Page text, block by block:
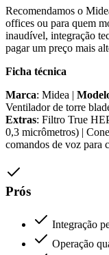
Recomendamos o
offices ou para quem
inaudível, integração
pagar um preço mais
Ficha técnica
Marca: Midea |
Ventilador de torre
Extras: Filtro True
0,3 micrômetros) |
comandos de voz para
Prós
Integração
Operação